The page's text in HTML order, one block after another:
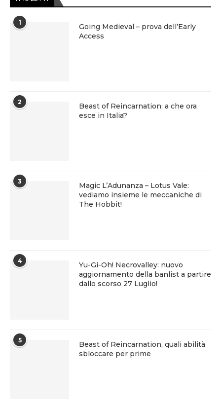
1
Going Medieval – prova dell’Early
Access
2
Beast of Reincarnation: a che ora
esce in Italia?
3
Magic L’Adunanza – Lotus Vale:
vediamo insieme le meccaniche di
The Hobbit!
4
Yu-Gi-Oh! Necrovalley: nuovo
aggiornamento della banlist a partire
dallo scorso 27 Luglio!
5
Beast of Reincarnation, quali abilità
sbloccare per prime